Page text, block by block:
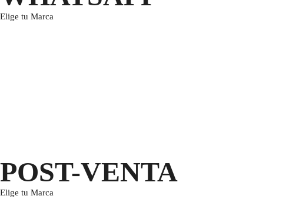
Elige tu Marca
POST-VENTA
Elige tu Marca